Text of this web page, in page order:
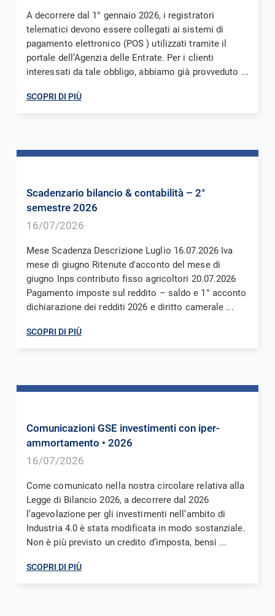
A decorrere dal 1° gennaio 2026, i registratori
telematici devono essere collegati ai sistemi di
pagamento elettronico (POS ) utilizzati tramite il
portale dell’Agenzia delle Entrate. Per i clienti
interessati da tale obbligo, abbiamo già provveduto ...
SCOPRI DI PIÙ
Scadenzario bilancio & contabilità – 2°
semestre 2026
16/07/2026
Mese Scadenza Descrizione Luglio 16.07.2026 Iva
mese di giugno Ritenute d'acconto del mese di
giugno Inps contributo fisso agricoltori 20.07.2026
Pagamento imposte sul reddito – saldo e 1° acconto
dichiarazione dei redditi 2026 e diritto camerale ...
SCOPRI DI PIÙ
Comunicazioni GSE investimenti con iper-
ammortamento • 2026
16/07/2026
Come comunicato nella nostra circolare relativa alla
Legge di Bilancio 2026, a decorrere dal 2026
l’agevolazione per gli investimenti nell’ambito di
Industria 4.0 è stata modificata in modo sostanziale.
Non è più previsto un credito d’imposta, bensì ...
SCOPRI DI PIÙ